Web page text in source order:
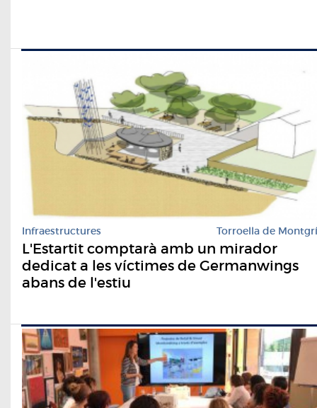
Infraestructures Torroella de Montgrí
L'Estartit comptarà amb un mirador
dedicat a les víctimes de Germanwings
abans de l'estiu